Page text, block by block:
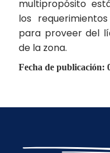
multipropósito
los
para proveer del
de la zona.
Fecha de publicación: